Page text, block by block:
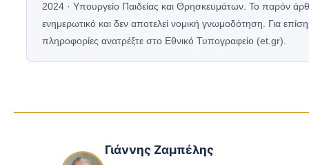
2024 · Υπουργείο Παιδείας και Θρησκευμάτων. Το παρόν
ενημερωτικό και δεν αποτελεί νομική γνωμοδότηση. Για
πληροφορίες ανατρέξτε στο Εθνικό Τυπογραφείο (et.gr).
Γιάννης Ζαμπέλης